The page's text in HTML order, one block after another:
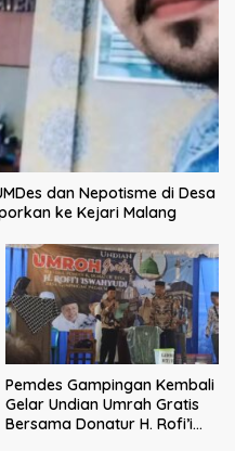
dan Nepotisme di Desa
ke Kejari Malang
Pemdes Gampingan Kembali
Gelar Undian Umrah Gratis
Bersama Donatur H. Rofi’i